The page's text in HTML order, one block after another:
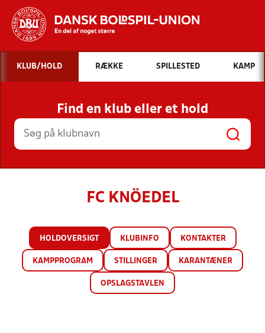
Hvad vil du søge efter?
INDHOLD OG NYHEDER
STILLINGER, RESULTATER, KLUBBER OG
HOLD
KLUB/HOLD RÆKKE SPILLESTED KAMP
Find en klub eller et hold
FC KNÖEDEL
HOLDOVERSIGT KLUBINFO KONTAKTER
KAMPPROGRAM STILLINGER KARANTÆNER
OPSLAGSTAVLEN